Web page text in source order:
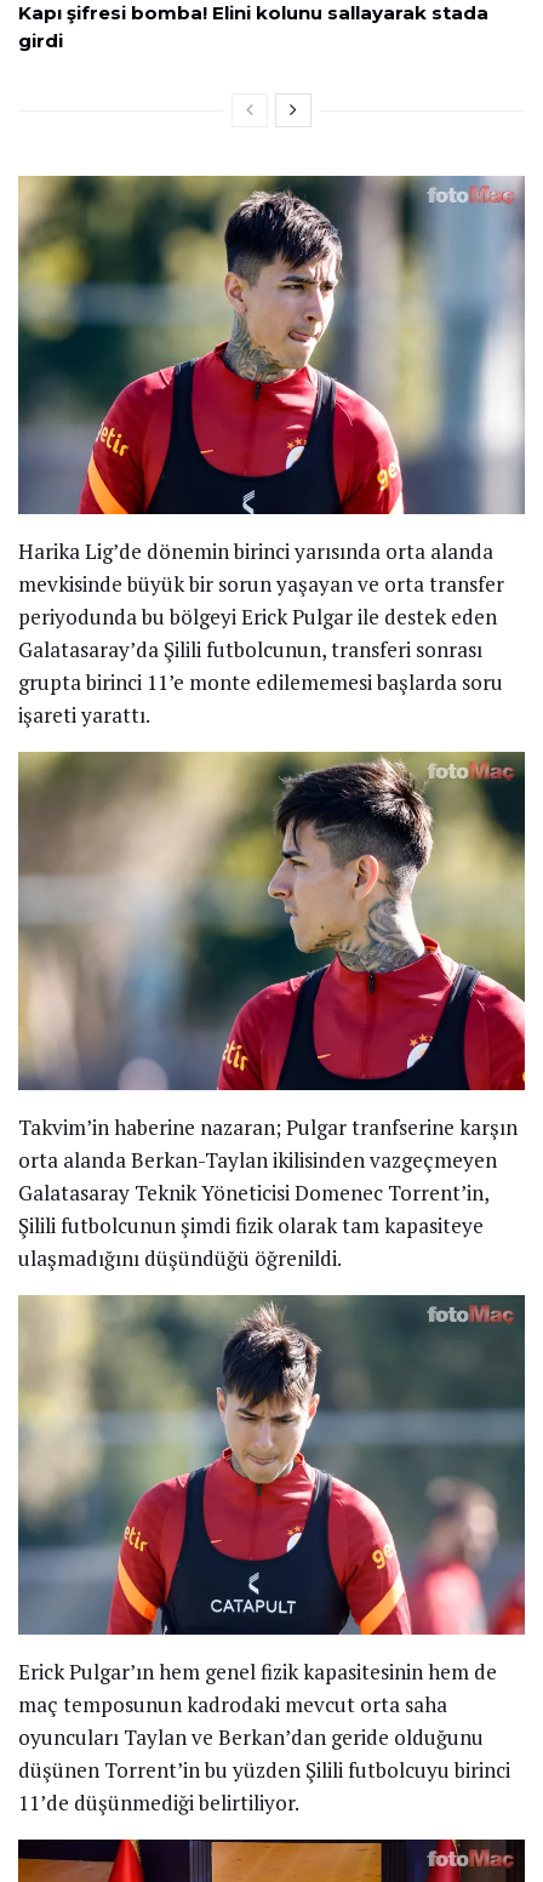
Kapı şifresi bomba! Elini kolunu sallayarak stada
girdi
Harika Lig’de dönemin birinci yarısında orta alanda
mevkisinde büyük bir sorun yaşayan ve orta transfer
periyodunda bu bölgeyi Erick Pulgar ile destek eden
Galatasaray’da Şilili futbolcunun, transferi sonrası
grupta birinci 11’e monte edilememesi başlarda soru
işareti yarattı.
Takvim’in haberine nazaran; Pulgar tranfserine karşın
orta alanda Berkan-Taylan ikilisinden vazgeçmeyen
Galatasaray Teknik Yöneticisi Domenec Torrent’in,
Şilili futbolcunun şimdi fizik olarak tam kapasiteye
ulaşmadığını düşündüğü öğrenildi.
Erick Pulgar’ın hem genel fizik kapasitesinin hem de
maç temposunun kadrodaki mevcut orta saha
oyuncuları Taylan ve Berkan’dan geride olduğunu
düşünen Torrent’in bu yüzden Şilili futbolcuyu birinci
11’de düşünmediği belirtiliyor.